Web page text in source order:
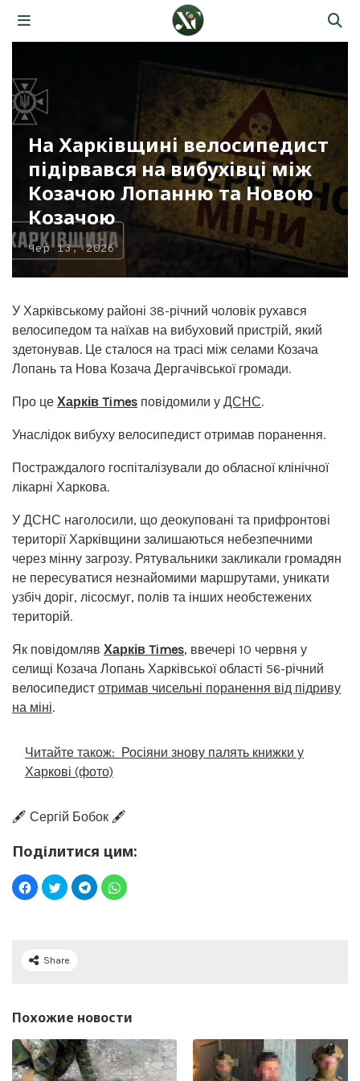
На Харківщині велосипедист
підірвався на вибухівці між
Козачою Лопанню та Новою
Козачою
Чер 13, 2026
У Харківському районі 38-річний чоловік рухався
велосипедом та наїхав на вибуховий пристрій, який
здетонував. Це сталося на трасі між селами Козача
Лопань та Нова Козача Дергачівської громади.
Про це Харків Times повідомили у ДСНС.
Унаслідок вибуху велосипедист отримав поранення.
Постраждалого госпіталізували до обласної клінічної
лікарні Харкова.
У ДСНС наголосили, що деокуповані та прифронтові
території Харківщини залишаються небезпечними
через мінну загрозу. Рятувальники закликали громадян
не пересуватися незнайомими маршрутами, уникати
узбіч доріг, лісосмуг, полів та інших необстежених
територій.
Як повідомляв Харків Times, ввечері 10 червня у
селищі Козача Лопань Харківської області 56-річний
велосипедист отримав чисельні поранення від підриву
на міні.
Читайте також: Росіяни знову палять книжки у
Харкові (фото)
🖋️ Сергій Бобок 🖋️
Поділитися цим:
Share
Похожие новости